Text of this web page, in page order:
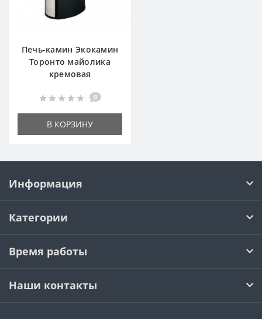
Печь-камин Экокамин
Торонто майолика
кремовая
0
В КОРЗИНУ
Информация
Категории
Время работы
Наши контакты